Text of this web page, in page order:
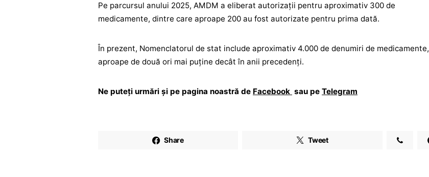
Pe parcursul anului 2025, AMDM a eliberat autorizații pentru aproximativ 300 de
medicamente, dintre care aproape 200 au fost autorizate pentru prima dată.
În prezent, Nomenclatorul de stat include aproximativ 4.000 de denumiri de medicamente,
aproape de două ori mai puține decât în anii precedenți.
Ne puteți urmări și pe pagina noastră de Facebook sau pe Telegram
Share Tweet